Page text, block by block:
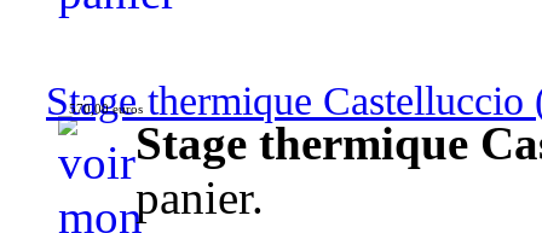
Stage thermique Castelluccio
570,00 euros
Stage thermique
panier.